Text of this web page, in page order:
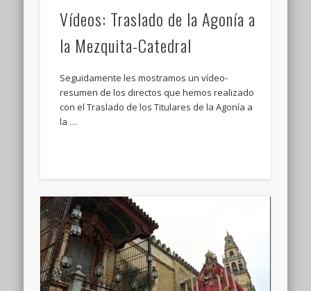
Vídeos: Traslado de la Agonía a
la Mezquita-Catedral
Seguidamente les mostramos un vídeo-
resumen de los directos que hemos realizado
con el Traslado de los Titulares de la Agonía a
la …